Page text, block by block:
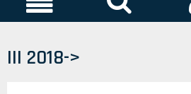
III 2018->